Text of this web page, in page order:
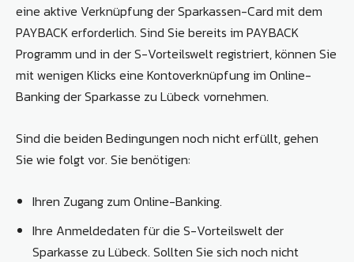
eine aktive Verknüpfung der Sparkassen-Card mit dem
PAYBACK erforderlich. Sind Sie bereits im PAYBACK
Programm und in der S-Vorteilswelt registriert, können Sie
mit wenigen Klicks eine Kontoverknüpfung im Online-
Banking der Sparkasse zu Lübeck vornehmen.
Sind die beiden Bedingungen noch nicht erfüllt, gehen
Sie wie folgt vor. Sie benötigen:
Ihren Zugang zum Online-Banking.
Ihre Anmeldedaten für die S-Vorteilswelt der
Sparkasse zu Lübeck. Sollten Sie sich noch nicht